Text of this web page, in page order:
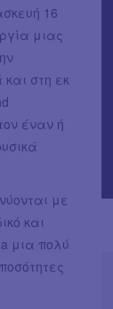
16
μιας
στη εκ
έναν ή
με
και
μια πολύ